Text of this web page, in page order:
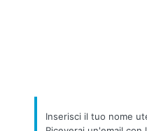
Inserisci il tuo nome